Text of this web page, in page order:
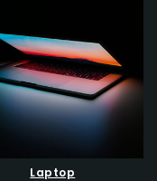
Laptop